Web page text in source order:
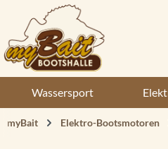
Hauptinhalt springen
Zur Suche springen
Zur Hauptnavigation springen
Wassersport
myBait Elektro-Bootsmotoren